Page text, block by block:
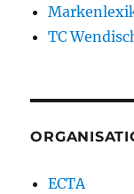
TC
ECTA